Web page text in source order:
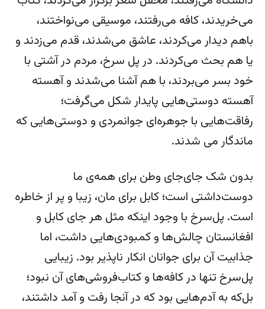
می‌خریدند، کافه می‌رفتند، موسیقی می‌نواختند،
باهم دیدار می‌کردند، عاشق می‌شدند، قدم می‌زدند و
یا هم بحث می‌کردند. در پل سرخ، مردم در آشتی با
خود بسر می‌بردند، با هم آشنا می‌شدند و آهسته
آهسته دوستی‌هایی پایدار شکل می‌گرفت؛
رفاقت‌هایی با جوهره‌ای جوانمردی و دوستی‌هایی که
ماندگار می شدند.
بدون شک جای‌جای وطن برای همه‌ی ما
دوست‌داشتی است؛ کابل برای مان، زیبا و پر از خاطره
است. پل‌سرخ با وجود اینکه مثل هر جای کابل و
افغانستان چالش‌ها و کمبودی‌هایی داشت، اما
جذابیت آن برای جوانان انکار ناپذیر بود. زیبایی
پل‌سرخ تنها در کافه‌ها و کتاب‌فروشی‌های آن نبود؛
بل‌که به آدم‌هایی بود که در آنجا رفت و آمد داشتند،